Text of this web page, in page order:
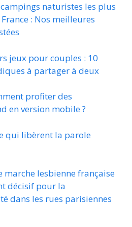
naturistes les plus
: Nos meilleures
jeux pour couples : 10
à partager à deux
profiter des
en version mobile ?
qui libèrent la parole
marche lesbienne française
décisif pour la
dans les rues parisiennes